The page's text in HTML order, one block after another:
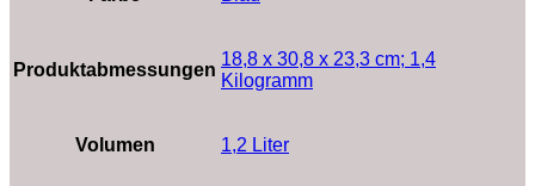
Produktabmessungen
‎18,8 x 30,8 x 23,3 cm; 1,4
Kilogramm
Volumen ‎1,2 Liter